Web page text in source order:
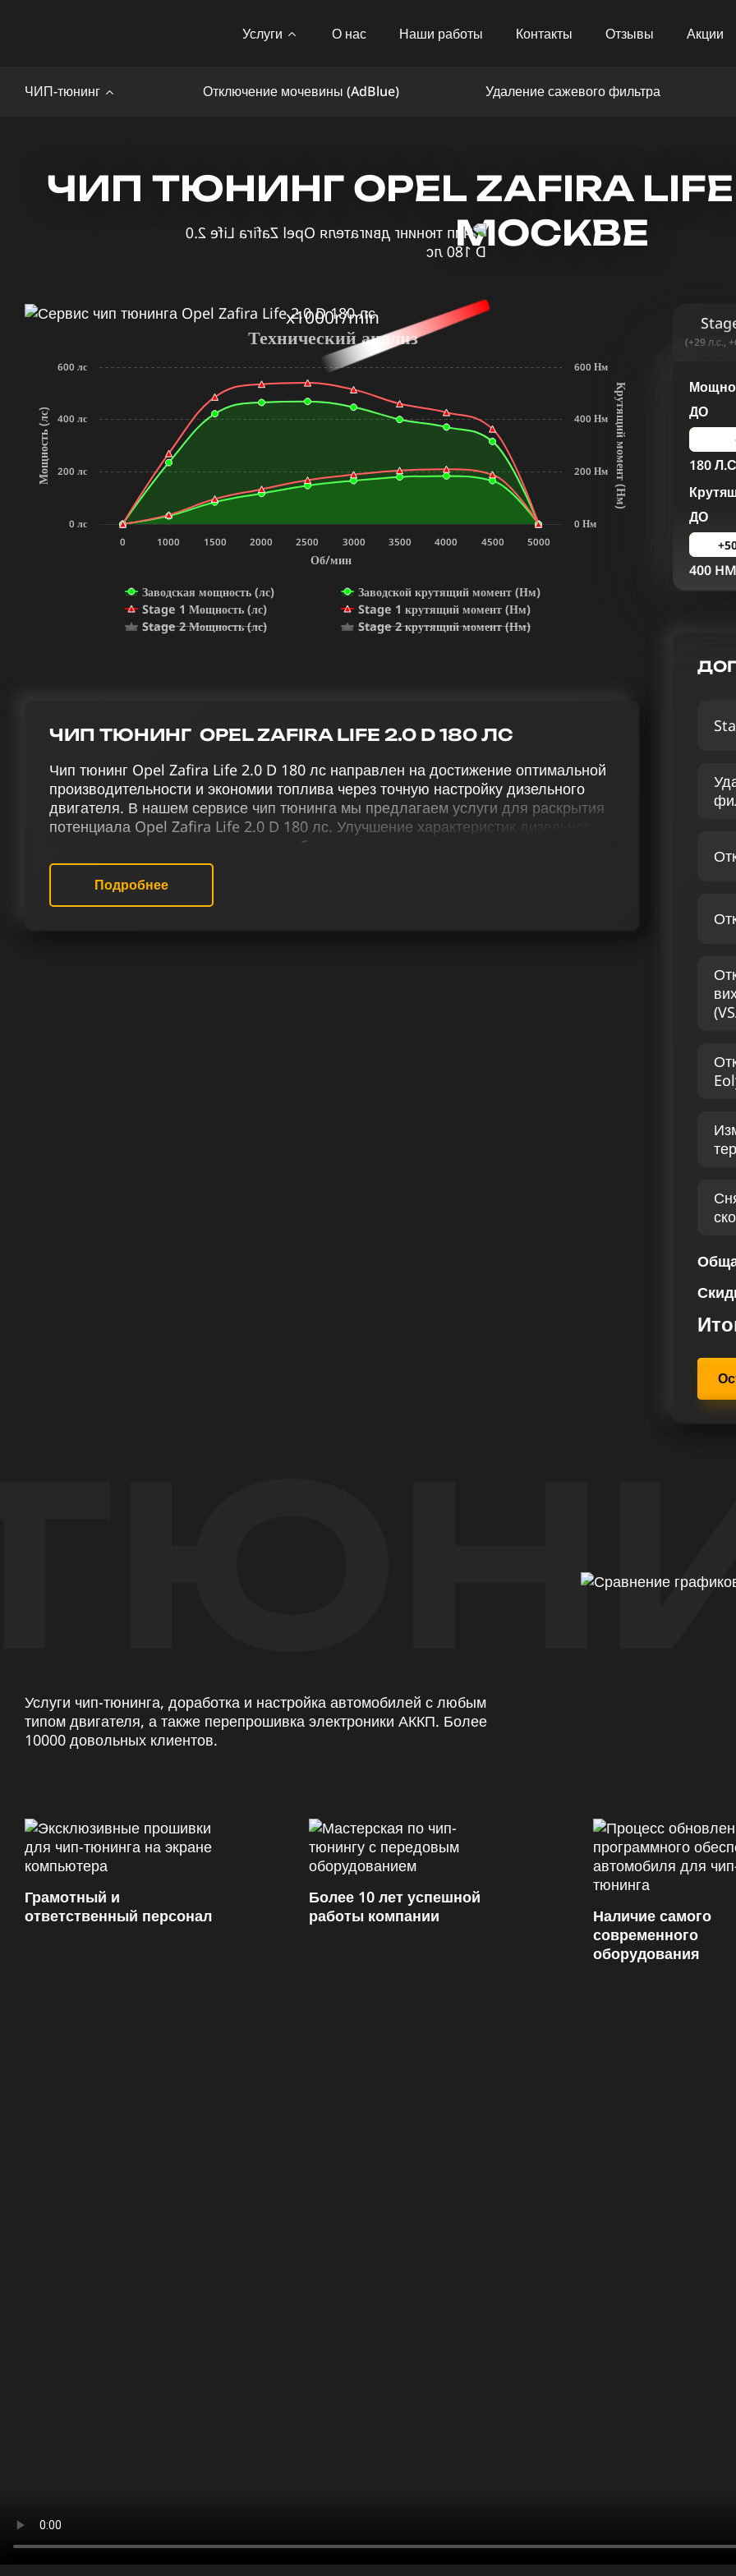
Услуги О нас Наши работы Контакты Отзывы Акции
ЧИП-тюнинг Отключение мочевины (AdBlue) Удаление сажевого фильтра
ЧИП ТЮНИНГ OPEL ZAFIRA
МОСКВЕ
x1000r/min
Об/мин
Мощность (лс) К
р
у
т
я
щ
и
й
м
о
м
е
н
т
(
Н
м
)
Технический анализ
Заводская мощность (лс)
Заводской крутящий момент (Нм)
Stage 1 Мощность (лс)
Stage 1 крутящий момент (Нм)
Stage 2 Мощность (лс)
Stage 2 крутящий момент (Нм)
0 1000 1500 2000 2500 3000 3500 4000 4500 5000
0 лс
200 лс
400 лс
600 лс
0 Нм
200 Нм
400 Нм
600 Нм
ЧИП ТЮНИНГ OPEL ZAFIRA LIFE 2.0 D 180 ЛС
Чип тюнинг Opel Zafira Life 2.0 D 180 лс направлен на достижение оптимальной
производительности и экономии топлива через точную настройку дизельного
двигателя. В нашем сервисе чип тюнинга мы предлагаем услуги для раскрытия
потенциала Opel Zafira Life 2.0 D 180 лс. Улучшение характеристик дизельного
двигателя достигается через ряд работ: чип тюнинг (stage 1 и stage 2),
отключение EGR и AdBlue, удаление сажевого фильтра и вихревых заслонок
(VSA), а также снятие ограничений скорости, изменение терморегуляции и
отключение присадки Eolys.
Подробнее
(+29 л.с.,
ДО
180
ДО
400 HM
Услуги чип-тюнинга, доработка и настройка автомобилей с любым
типом двигателя, а также перепрошивка электроники АККП. Более
10000 довольных клиентов.
Грамотный и
ответственный персонал
Более 10 лет успешной
работы компании
Наличие самого
современного
оборудования